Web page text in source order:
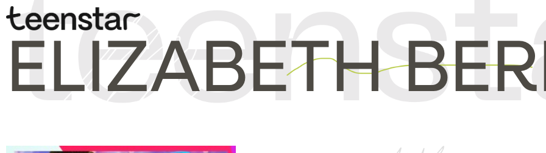
ELIZABETH